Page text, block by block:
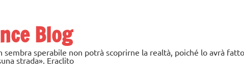
Blog
sembra sperabile non potrà scoprirne la realtà, poiché lo avrà
strada». Eraclito